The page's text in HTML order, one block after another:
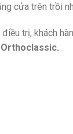
cửa trên trồi
trị, khách